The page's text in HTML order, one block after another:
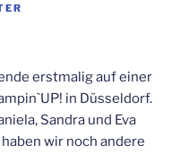
erstmalig auf einer
in Düsseldorf.
Sandra und Eva
wir noch andere